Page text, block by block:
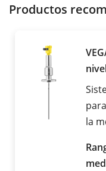
Productos
la